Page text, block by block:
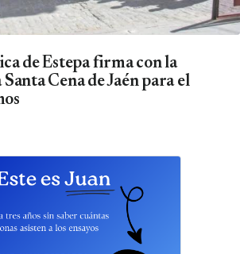
de Estepa firma con la
Cena de Jaén para el